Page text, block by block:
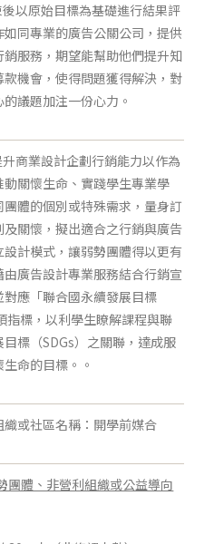
以原始目標為基礎進行結果評
同專業的廣告公關公司，提供
銷服務，期望能幫助他們提升知
款機會，使得問題獲得解決，對
議題加注一份心力。
商業設計企劃行銷能力以作為
動關懷生命、實踐學生專業學
體的個別或特殊需求，量身訂
及關懷，擬出適合之行銷與廣告
設計模式，讓弱勢團體得以更有
廣告設計專業服務結合行銷宣
對應「聯合國永續發展目標
指標，以利學生瞭解課程與聯
標（SDGs）之關聯，達成服
命的目標。。
織或社區名稱：開學前媒合
團體、非營利組織或公益導向